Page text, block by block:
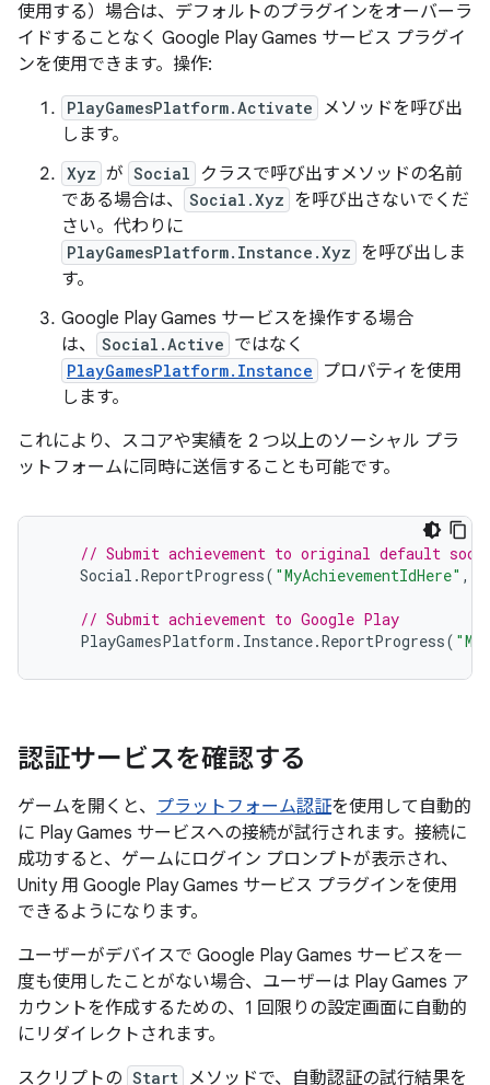
使用する）場合は、デフォルトのプラグインをオーバーラ
イドすることなく Google Play Games サービス プラグイ
ンを使用できます。操作:
PlayGamesPlatform.Activate
メソッドを呼び出
します。
Xyz が Social
クラスで呼び出すメソッドの名前
である場合は、
Social.Xyz を呼び出さないでくだ
さい。代わりに
PlayGamesPlatform.Instance.Xyz を呼び出しま
す。
Google Play Games サービスを操作する場合
は、
Social.Active ではなく
PlayGamesPlatform.Instance
プロパティを使用
します。
これにより、スコアや実績を 2 つ以上のソーシャル プラ
ットフォームに同時に送信することも可能です。
// Submit achievement to original default
Social .ReportProgress( "MyAchievementIdHere" ,
// Submit achievement to Google Play
PlayGamesPlatform . Instance.ReportProgress(
認証サービスを確認する
ゲームを開くと、 プラットフォーム認証を使用して自動的
に Play Games サービスへの接続が試行されます。接続に
成功すると、ゲームにログイン プロンプトが表示され、
Unity 用 Google Play Games サービス プラグインを使用
できるようになります。
ユーザーがデバイスで Google Play Games サービスを一
度も使用したことがない場合、ユーザーは Play Games ア
カウントを作成するための、1 回限りの設定画面に自動的
にリダイレクトされます。
スクリプトの Start メソッドで、自動認証の試行結果を